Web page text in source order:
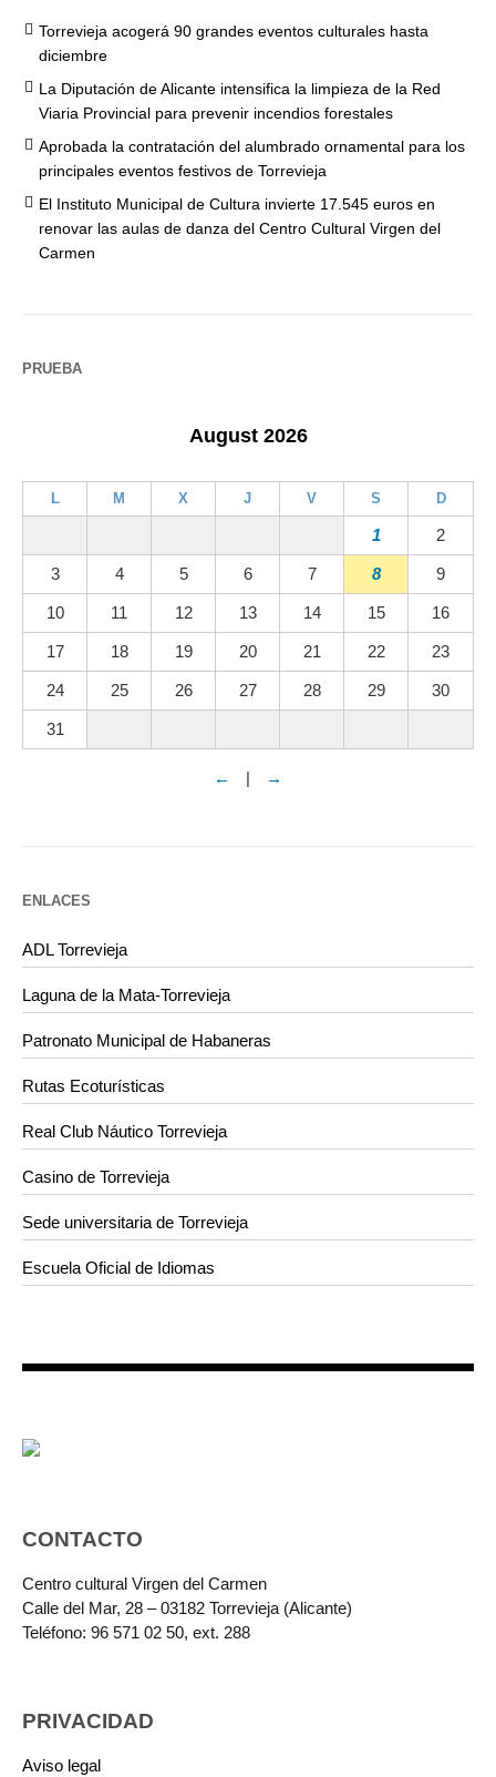
Torrevieja acogerá 90 grandes eventos culturales hasta
diciembre
La Diputación de Alicante intensifica la limpieza de la Red
Viaria Provincial para prevenir incendios forestales
Aprobada la contratación del alumbrado ornamental para los
principales eventos festivos de Torrevieja
El Instituto Municipal de Cultura invierte 17.545 euros en
renovar las aulas de danza del Centro Cultural Virgen del
Carmen
PRUEBA
August 2026
L M X J V S D
1 2
3 4 5 6 7 8 9
10 11 12 13 14 15 16
17 18 19 20 21 22 23
24 25 26 27 28 29 30
31
← | →
ENLACES
ADL Torrevieja
Laguna de la Mata-Torrevieja
Patronato Municipal de Habaneras
Rutas Ecoturísticas
Real Club Náutico Torrevieja
Casino de Torrevieja
Sede universitaria de Torrevieja
Escuela Oficial de Idiomas
CONTACTO
Centro cultural Virgen del Carmen
Calle del Mar, 28 – 03182 Torrevieja (Alicante)
Teléfono: 96 571 02 50, ext. 288
PRIVACIDAD
Aviso legal